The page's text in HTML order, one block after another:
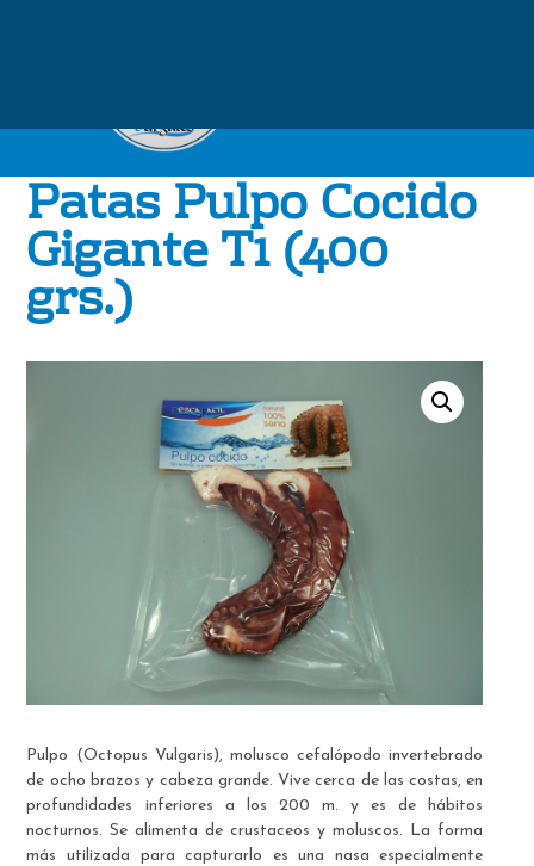
Patas Pulpo Cocido
Gigante T1 (400
grs.)
Pulpo (Octopus Vulgaris), molusco cefalópodo invertebrado
de ocho brazos y cabeza grande. Vive cerca de las costas, en
profundidades inferiores a los 200 m. y es de hábitos
nocturnos. Se alimenta de crustaceos y moluscos. La forma
más utilizada para capturarlo es una nasa especialmente